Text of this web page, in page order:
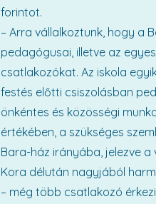
forintot.
– Arra vállalkoztunk, hogy a
pedagógusai, illetve az
csatlakozókat. Az iskola
festés előtti csiszolásban
önkéntes és közösségi
értékében, a szükséges
Bara-ház irányába, jelezve
Kora délután nagyjából
– még több csatlakozó